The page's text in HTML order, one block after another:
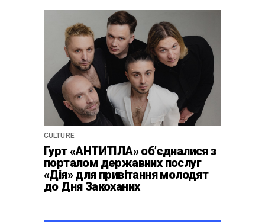
CULTURE
Гурт «АНТИТІЛА» обʼєдналися з
порталом державних послуг
«Дія» для привітання молодят
до Дня Закоханих